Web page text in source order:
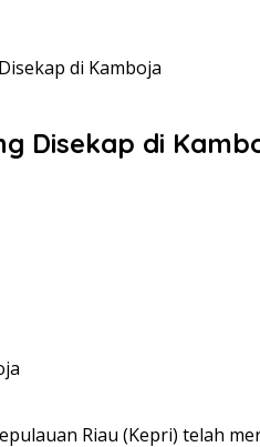
di Kamboja
Disekap di
Riau (Kepri) telah